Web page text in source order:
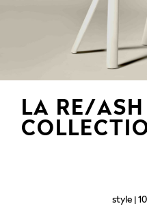
LA RE/ASH
style |